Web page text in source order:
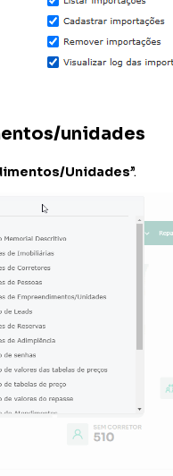
unidades
Unidades”.